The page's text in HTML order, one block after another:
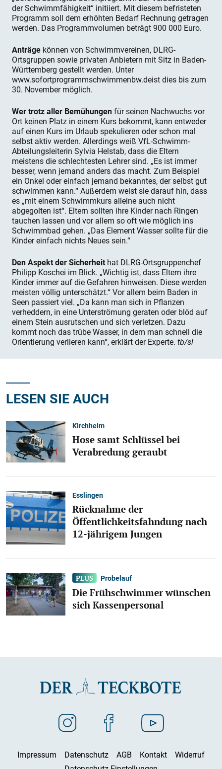
der Schwimmfähigkeit“ initiiert. Mit diesem befristeten
Programm soll dem erhöhten Bedarf Rechnung getragen
werden. Das Programmvolumen beträgt 900 000 Euro.
Anträge können von Schwimmvereinen, DLRG-
Ortsgruppen sowie privaten Anbietern mit Sitz in Baden-
Württemberg gestellt werden. Unter
www.sofortprogrammschwimmenbw.deist dies bis zum
30. November möglich.
Wer trotz aller Bemühungenfür seinen Nachwuchs vor
Ort keinen Platz in einem Kurs bekommt, kann entweder
auf einen Kurs im Urlaub spekulieren oder schon mal
selbst aktiv werden. Allerdings weiß VfL-Schwimm-
Abteilungsleiterin Sylvia Helstab, dass die Eltern
meistens die schlechtesten Lehrer sind. „Es ist immer
besser, wenn jemand anders das macht. Zum Beispiel
ein Onkel oder einfach jemand bekanntes, der selbst gut
schwimmen kann.“ Außerdem weist sie darauf hin, dass
es „mit einem Schwimmkurs alleine auch nicht
abgegolten ist“. Eltern sollten ihre Kinder nach Ringen
tauchen lassen und vor allem so oft wie möglich ins
Schwimmbad gehen. „Das Element Wasser sollte für die
Kinder einfach nichts Neues sein.“
Den Aspekt der Sicherheit hat DLRG-Ortsgruppenchef
Philipp Koschei im Blick. „Wichtig ist, dass Eltern ihre
Kinder immer auf die Gefahren hinweisen. Diese werden
meisten völlig unterschätzt.“ Vor allem beim Baden in
Seen passiert viel. „Da kann man sich in Pflanzen
verheddern, in eine Unterströmung geraten oder blöd auf
einem Stein ausrutschen und sich verletzen. Dazu
kommt noch das trübe Wasser, in dem man schnell die
Orientierung verlieren kann“, erklärt der Experte. tb/sl
LESEN SIE AUCH
Kirchheim
Hose samt Schlüssel bei
Verabredung geraubt
Esslingen
Rücknahme der
Öffentlichkeitsfahndung nach
12-jährigem Jungen
Probelauf
Die Frühschwimmer wünschen
sich Kassenpersonal
Impressum Datenschutz AGB Kontakt
Widerruf